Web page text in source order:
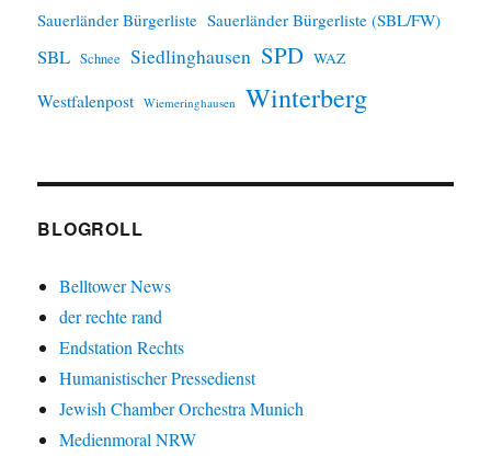
Sauerländer Bürgerliste Sauerländer Bürgerliste (SBL/FW)
SBL Schnee Siedlinghausen SPD WAZ
Westfalenpost Wiemeringhausen Winterberg
BLOGROLL
Belltower News
der rechte rand
Endstation Rechts
Humanistischer Pressedienst
Jewish Chamber Orchestra Munich
Medienmoral NRW